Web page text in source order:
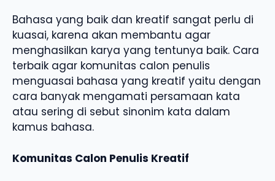
Bahasa yang baik dan kreatif sangat perlu di
kuasai, karena akan membantu agar
menghasilkan karya yang tentunya baik. Cara
terbaik agar komunitas calon penulis
menguasai bahasa yang kreatif yaitu dengan
cara banyak mengamati persamaan kata
atau sering di sebut sinonim kata dalam
kamus bahasa.
Komunitas Calon Penulis Kreatif